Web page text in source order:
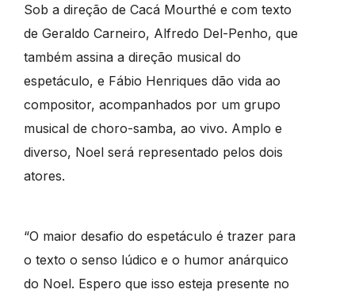
Sob a direção de Cacá Mourthé e com texto
de Geraldo Carneiro, Alfredo Del-Penho, que
também assina a direção musical do
espetáculo, e Fábio Henriques dão vida ao
compositor, acompanhados por um grupo
musical de choro-samba, ao vivo. Amplo e
diverso, Noel será representado pelos dois
atores.
“O maior desafio do espetáculo é trazer para
o texto o senso lúdico e o humor anárquico
do Noel. Espero que isso esteja presente no